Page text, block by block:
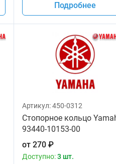
Подробнее
Артикул:450-0312
Стопорное кольцо
93440-10153-00
от 270₽
Доступно:3 шт.